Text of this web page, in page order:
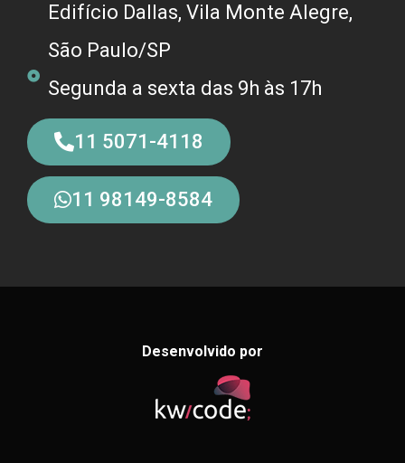
Edifício Dallas, Vila Monte Alegre,
São Paulo/SP
Segunda a sexta das 9h às 17h
11 5071-4118
11 98149-8584
Desenvolvido por